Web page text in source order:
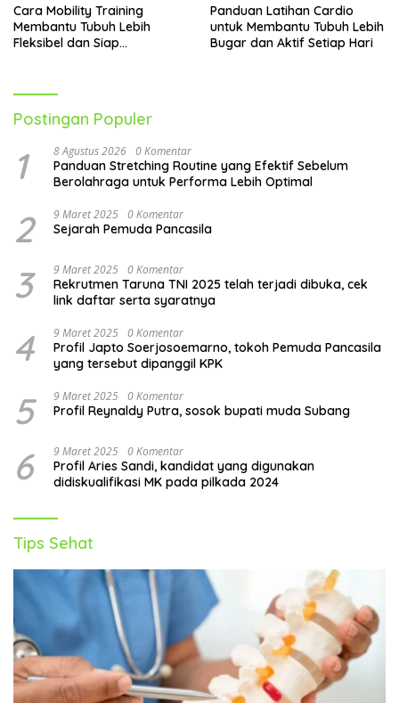
Cara Mobility Training
Membantu Tubuh Lebih
Fleksibel dan Siap
Panduan Latihan Cardio
untuk Membantu Tubuh Lebih
Bugar dan Aktif Setiap Hari
Postingan Populer
1 8 Agustus 2026 0 Komentar
Panduan Stretching Routine yang Efektif Sebelum
Berolahraga untuk Performa Lebih Optimal
2 9 Maret 2025 0 Komentar
Sejarah Pemuda Pancasila
3 9 Maret 2025 0 Komentar
Rekrutmen Taruna TNI 2025 telah terjadi dibuka, cek
link daftar serta syaratnya
4 9 Maret 2025 0 Komentar
Profil Japto Soerjosoemarno, tokoh Pemuda Pancasila
yang tersebut dipanggil KPK
5 9 Maret 2025 0 Komentar
Profil Reynaldy Putra, sosok bupati muda Subang
6 9 Maret 2025 0 Komentar
Profil Aries Sandi, kandidat yang digunakan
didiskualifikasi MK pada pilkada 2024
Tips Sehat